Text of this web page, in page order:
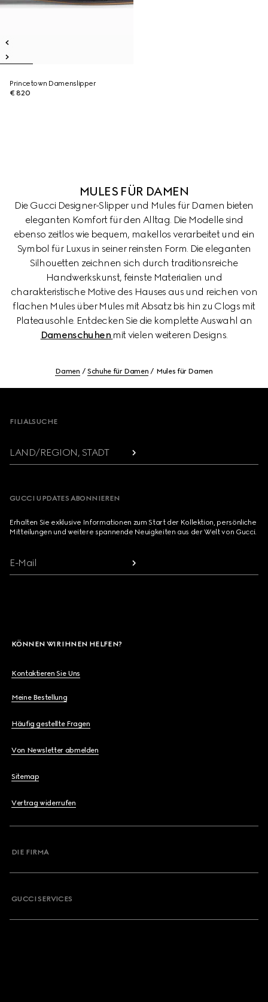
Princetown Damenslipper
€ 820
MULES FÜR DAMEN
Die Gucci Designer-Slipper und Mules für Damen bieten
eleganten Komfort für den Alltag. Die Modelle sind
ebenso zeitlos wie bequem, makellos verarbeitet und ein
Symbol für Luxus in seiner reinsten Form. Die eleganten
Silhouetten zeichnen sich durch traditionsreiche
Handwerkskunst, feinste Materialien und
charakteristische Motive des Hauses aus und reichen von
flachen Mules über Mules mit Absatz bis hin zu Clogs mit
Plateausohle. Entdecken Sie die komplette Auswahl an
Damenschuhen mit vielen weiteren Designs.
Damen Schuhe für Damen Mules für Damen
FILIALSUCHE
LAND/REGION, STADT
GUCCI UPDATES ABONNIEREN
Erhalten Sie exklusive Informationen zum Start der Kollektion, persönliche
Mitteilungen und weitere spannende Neuigkeiten aus der Welt von Gucci.
E-Mail
KÖNNEN WIR IHNEN HELFEN?
Kontaktieren Sie Uns
Meine Bestellung
Häufig gestellte Fragen
Von Newsletter abmelden
Sitemap
Vertrag widerrufen
DIE FIRMA
GUCCI SERVICES